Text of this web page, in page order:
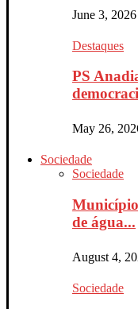
June 3, 2026
Destaques
PS
May 26,
Sociedade
Sociedade
de água...
August 4,
Sociedade